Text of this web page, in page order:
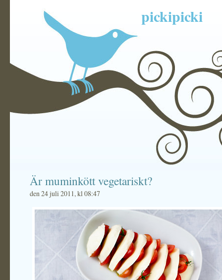
pickipicki
Är muminkött vegetariskt?
den 24 juli 2011, kl 08:47